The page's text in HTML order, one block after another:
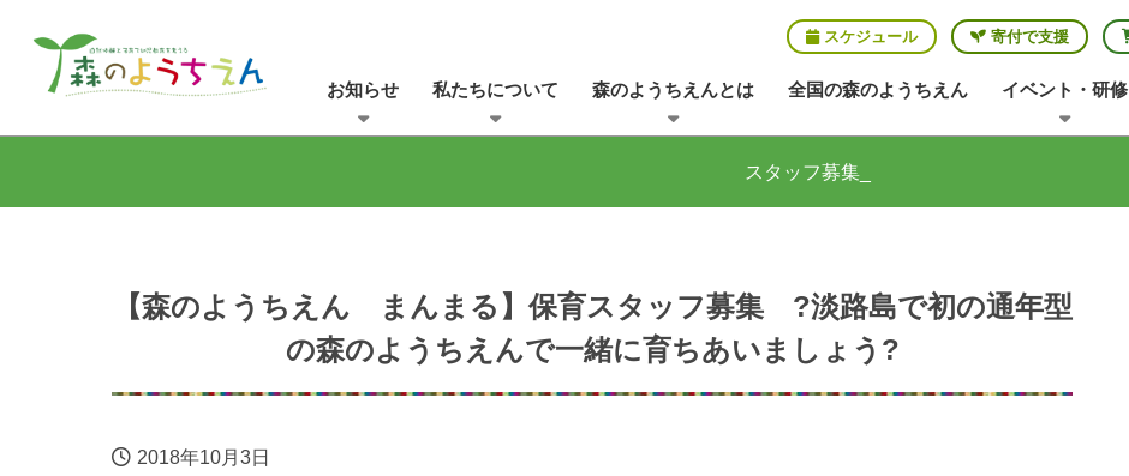
スケジュール 寄付で支援
お知らせ 私たちについて 森のようちえんとは 全国の森のようちえん イベント・研修
スタッフ募集_
【森のようちえん まんまる】保育スタッフ募集 ?淡路島で初の通年型
の森のようちえんで一緒に育ちあいましょう?
2018年10月3日